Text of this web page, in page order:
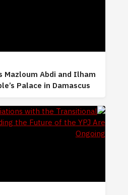
Mazloum Abdi and Ilham
Palace in Damascus